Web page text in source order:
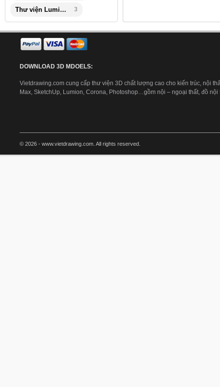
Thư viện Lumion 3
DOWNLOAD 3D MDOELS:
Vietdrawing.com cung cấp thư viện 3D chất lượng cao cho kiến trúc, nội
Max, SketchUp, Lumion, Corona, Photoshop…gồm nội – ngoại thất, đồ nội
© 2026 - www.vietdrawing.com. All rights reserved.